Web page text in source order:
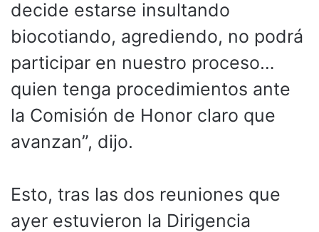
decide estarse insultando
biocotiando, agrediendo, no podrá
participar en nuestro proceso…
quien tenga procedimientos ante
la Comisión de Honor claro que
avanzan”, dijo.
Esto, tras las dos reuniones que
ayer estuvieron la Dirigencia